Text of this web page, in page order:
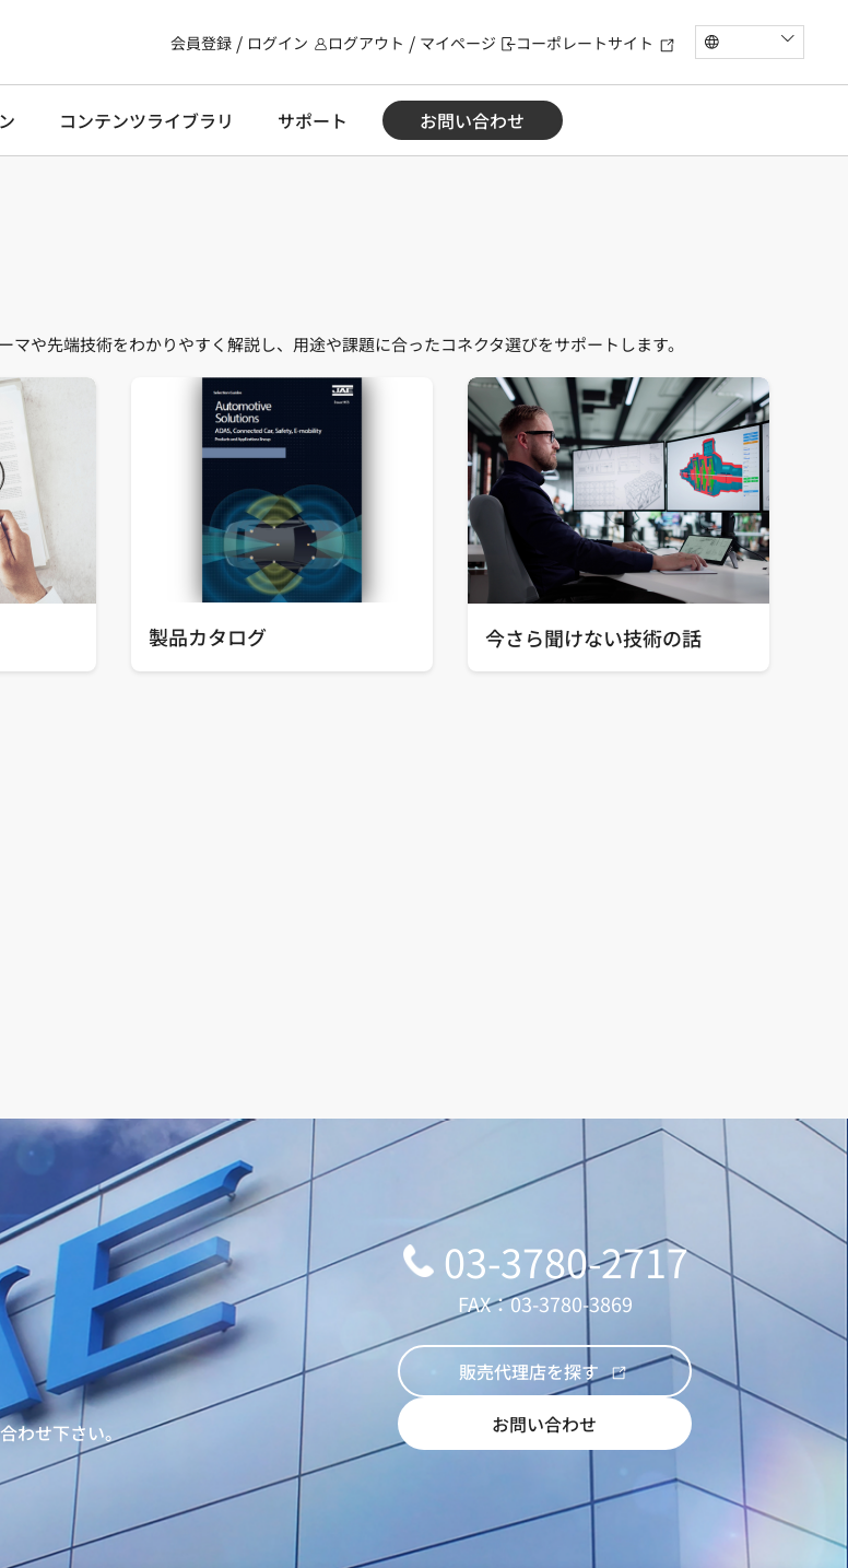
会員登録 ログイン ログアウト マイページ コーポレートサイト
コンテンツライブラリ サポート お問い合わせ
や先端技術をわかりやすく解説し、用途や課題に合ったコネクタ選びをサポートします。
製品カタログ 今さら聞けない技術の話
わせ下さい。
03-3780-2717
FAX：03-3780-3869
販売代理店を探す
お問い合わせ